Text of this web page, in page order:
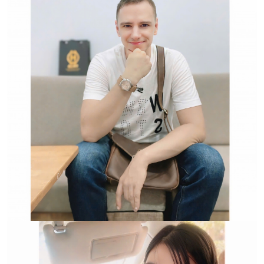
Hwatch Chuyên Nhập khẩu Và Phân Phối Các Loại
Đồng Hồ Chính Hãng
Trường hợp không chấp